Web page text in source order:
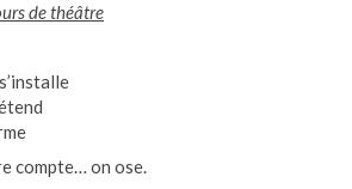
de théâtre
compte… on ose.